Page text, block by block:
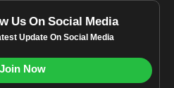
Us On Social Media
Update On Social Media
Join Now